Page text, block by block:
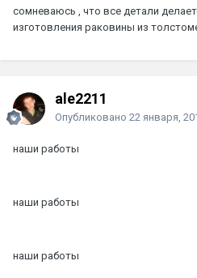
сомневаюсь , что все детали
изготовления раковины из
ale2211
Опубликовано 22 января,
наши работы
наши работы
наши работы